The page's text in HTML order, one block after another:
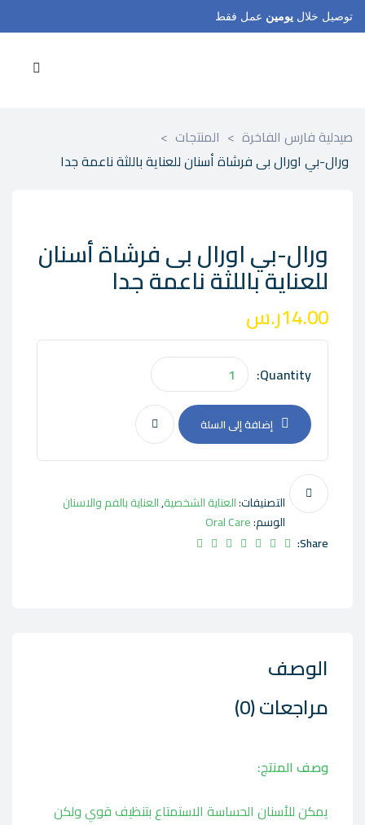
توصيل خلال يومين عمل فقط
صيدلية فارس الفاخرة > المنتجات >
ورال-بي اورال بى فرشاة أسنان للعناية باللثة ناعمة جدا
ورال-بي اورال بى فرشاة أسنان
للعناية باللثة ناعمة جدا
14.00ر.س
Quantity:
إضافة إلى السلة
التصنيفات:العناية الشخصية,العناية بالفم والاسنان
الوسم:Oral Care
Share:
الوصف
مراجعات (0)
وصف المنتج:
يمكن للأسنان الحساسة الاستمتاع بتنظيف قوي ولكن